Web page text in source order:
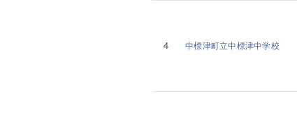
4 中標津町立中標津中学校